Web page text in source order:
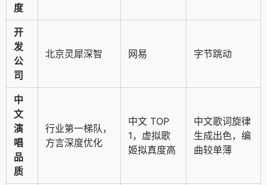
度
开
发
公
司
北京灵犀深智 网易 字节跳动
中
文
演
唱
品
质
行业第一梯队，
方言深度优化
中文 TOP
1，虚拟歌
姬拟真度高
中文歌词旋律
生成出色，编
曲较单薄